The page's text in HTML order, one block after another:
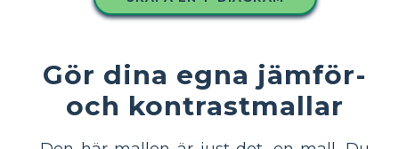
Gör dina egna jämför-
och kontrastmallar